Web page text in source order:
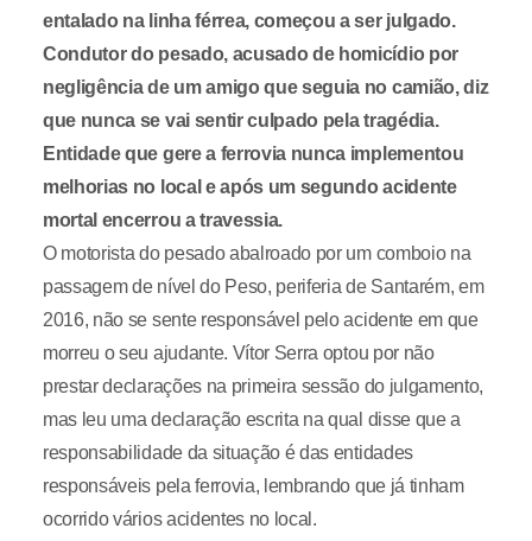
entalado na linha férrea, começou a ser julgado.
Condutor do pesado, acusado de homicídio por
negligência de um amigo que seguia no camião, diz
que nunca se vai sentir culpado pela tragédia.
Entidade que gere a ferrovia nunca implementou
melhorias no local e após um segundo acidente
mortal encerrou a travessia.
O motorista do pesado abalroado por um comboio na
passagem de nível do Peso, periferia de Santarém, em
2016, não se sente responsável pelo acidente em que
morreu o seu ajudante. Vítor Serra optou por não
prestar declarações na primeira sessão do julgamento,
mas leu uma declaração escrita na qual disse que a
responsabilidade da situação é das entidades
responsáveis pela ferrovia, lembrando que já tinham
ocorrido vários acidentes no local.